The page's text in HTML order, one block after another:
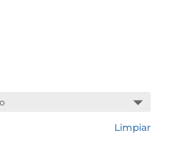
Limpiar